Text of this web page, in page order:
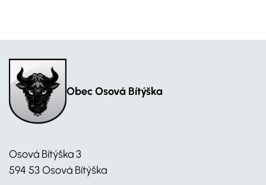
Obec Osová Bítýška
Osová Bítýška 3
594 53 Osová Bítýška